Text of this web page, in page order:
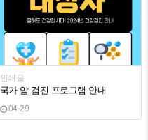
인쇄물
국가 암 검진 프로그램 안내
04-29